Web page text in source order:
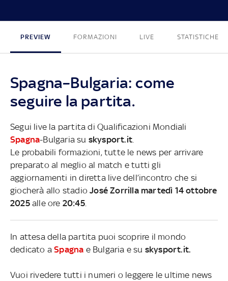
PREVIEW FORMAZIONI LIVE STATISTICHE
Spagna–Bulgaria: come
seguire la partita.
Segui live la partita di Qualificazioni Mondiali
Spagna-Bulgaria su skysport.it
Le probabili formazioni, tutte le news per arrivare
preparato al meglio al match e tutti gli
aggiornamenti in diretta live dell’incontro che si
giocherà allo stadioJosé Zorrilla martedì 14 ottobre
2025alle ore 20:45.
In attesa della partita puoi scoprire il mondo
dedicato aSpagna e Bulgaria e su skysport.it.
Vuoi rivedere tutti i numeri o leggere le ultime news